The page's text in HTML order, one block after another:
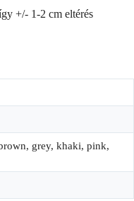
+/- 1-2 cm eltérés
grey, khaki, pink,